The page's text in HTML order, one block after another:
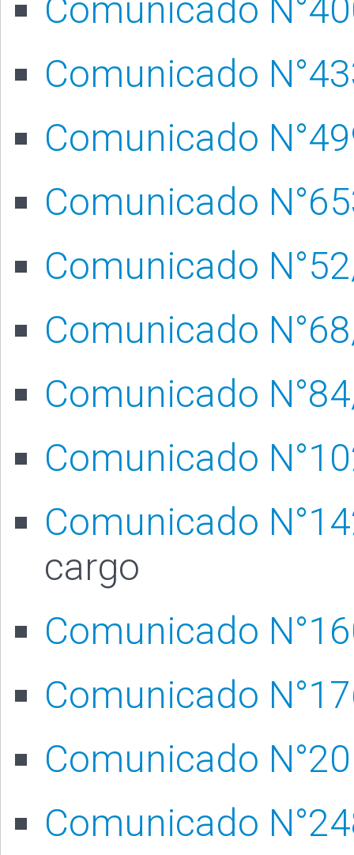
Comunicado
Comunicado
Comunicado
Comunicado
Comunicado
Comunicado
Comunicado
Comunicado
Comunicado
cargo
Comunicado
Comunicado
Comunicado
Comunicado